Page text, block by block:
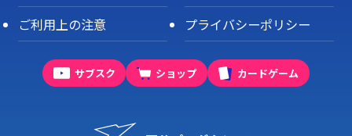
ご利用上の注意 プライバシーポリシー
サブスク ショップ カードゲーム